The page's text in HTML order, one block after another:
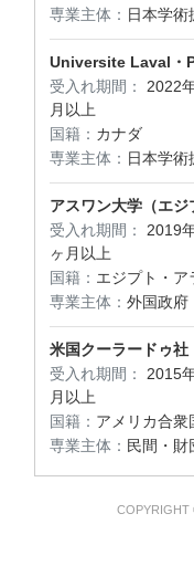
専業主体： 日本学術
Universite Laval・
受入れ期間：
2022
月以上
国籍： カナダ
専業主体： 日本学術
アスワン大学（エジ
受入れ期間：
2019
ヶ月以上
国籍： エジプト・ア
専業主体： 外国政府
米国クーラードゥ社
受入れ期間：
2015
月以上
国籍： アメリカ合衆
専業主体： 民間・財
COPYRIGHT